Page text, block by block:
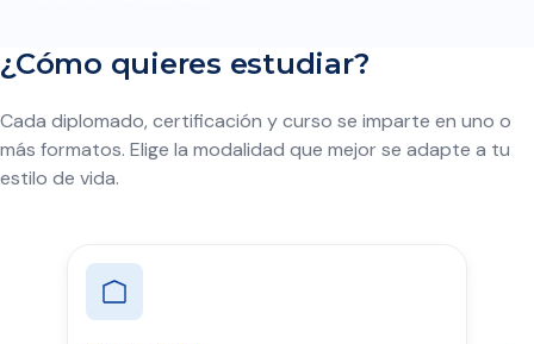
¿Cómo quieres estudiar?
Cada diplomado, certificación y curso se imparte en uno o
más formatos. Elige la modalidad que mejor se adapte a tu
estilo de vida.